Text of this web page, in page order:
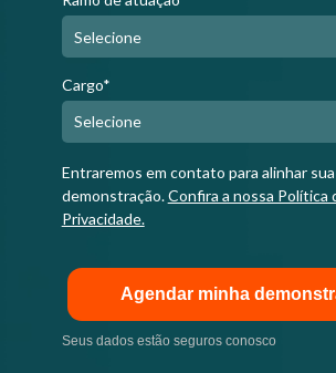
Cargo*
Entraremos em contato para alinhar sua
demonstração.Confira a nossa Política
Privacidade.
Agendar minha
Seus dados estão seguros conosco